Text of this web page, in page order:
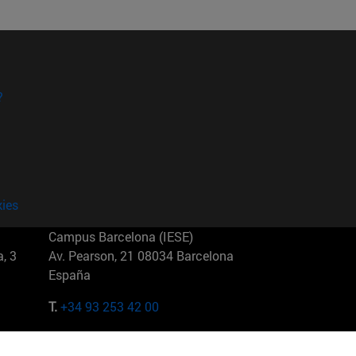
3
Campus Barcelona (IESE)
Av. Pearson, 21 08034 Barcelona
España
T.+34 93 253 42 00